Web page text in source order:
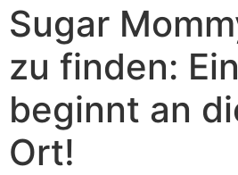
Sugar
zu finden:
beginnt an
Ort!